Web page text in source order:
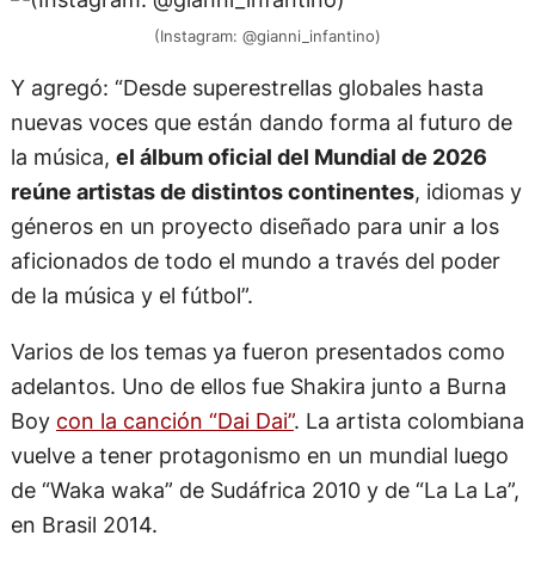
(Instagram: @gianni_infantino)
Y agregó: “Desde superestrellas globales hasta
nuevas voces que están dando forma al futuro de
la música, el álbum oficial del Mundial de 2026
reúne artistas de distintos continentes, idiomas y
géneros en un proyecto diseñado para unir a los
aficionados de todo el mundo a través del poder
de la música y el fútbol”.
Varios de los temas ya fueron presentados como
adelantos. Uno de ellos fue Shakira junto a Burna
Boy con la canción “Dai Dai”. La artista colombiana
vuelve a tener protagonismo en un mundial luego
de “Waka waka” de Sudáfrica 2010 y de “La La La”,
en Brasil 2014.